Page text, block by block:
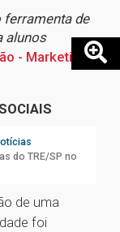
de
alunos
- Marketing
do TRE/SP no
de uma
foi